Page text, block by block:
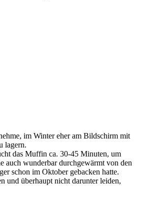
im Winter eher am Bildschirm mit
lagern.
das Muffin ca. 30-45 Minuten, um
auch wunderbar durchgewärmt von den
schon im Oktober gebacken hatte.
und überhaupt nicht darunter leiden,